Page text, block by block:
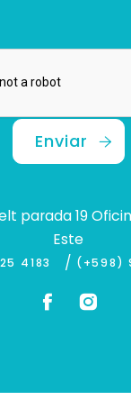
Enviar
parada 19
Este
4183 / (+598)